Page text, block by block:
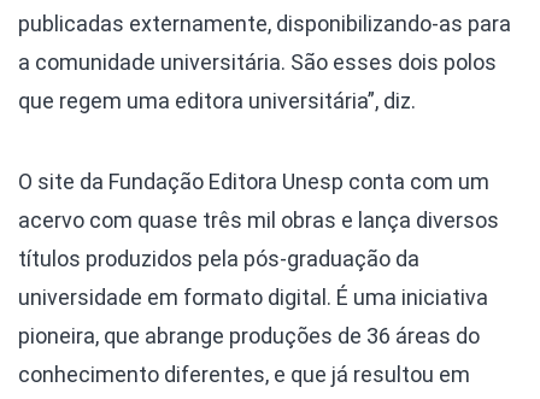
publicadas externamente, disponibilizando-as para
a comunidade universitária. São esses dois polos
que regem uma editora universitária”, diz.
O site da Fundação Editora Unesp conta com um
acervo com quase três mil obras e lança diversos
títulos produzidos pela pós-graduação da
universidade em formato digital. É uma iniciativa
pioneira, que abrange produções de 36 áreas do
conhecimento diferentes, e que já resultou em